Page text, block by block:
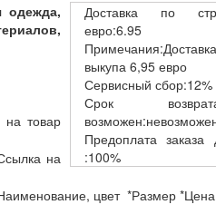
Доставка
по
евро:6.95
выкупа 6,95 евро
Сервисный сбор:12%
Срок
Предоплата заказа
:100%
одежда,
на товар
на
цвет *Размер